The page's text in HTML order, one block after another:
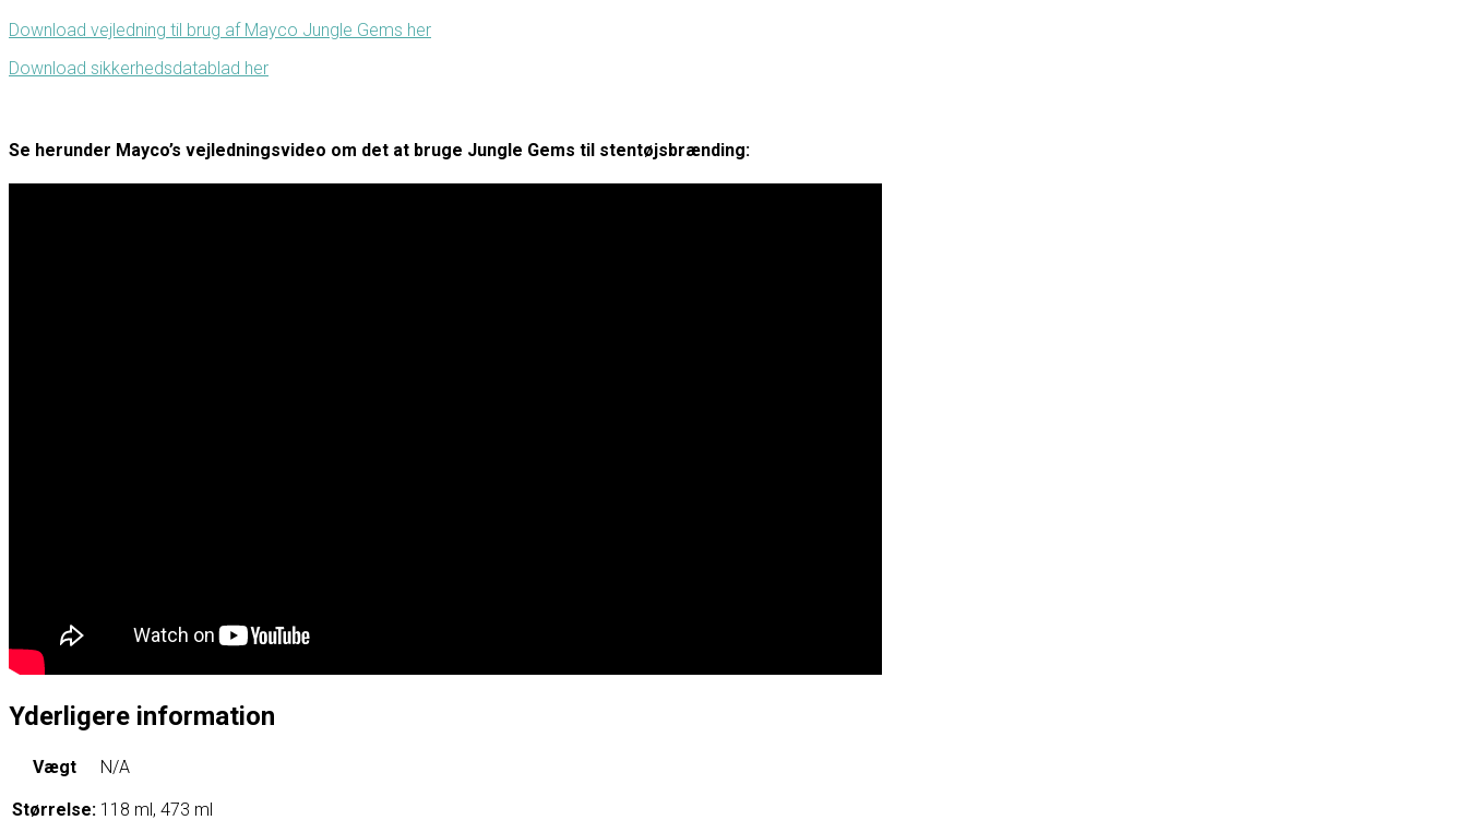
Download vejledning til brug af Mayco Jungle Gems her
Download sikkerhedsdatablad her
Se herunder Mayco’s vejledningsvideo om det at bruge Jungle Gems til stentøjsbrænding:
Yderligere information
Vægt N/A
Størrelse: 118 ml, 473 ml